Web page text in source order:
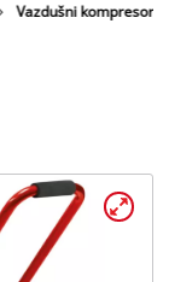
Vazdušni kompresor